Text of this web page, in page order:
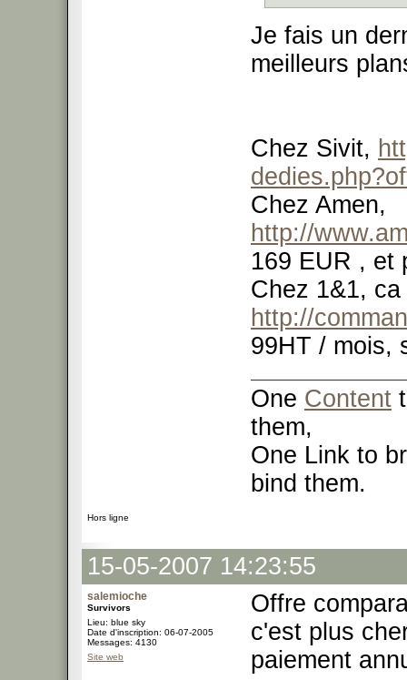
Je fais un
meilleurs
Chez Sivit,
Chez Amen,
http://
169 EUR , et
Chez 1&1,
http://
99HT / mois,
One Content
them,
One Link to
bind them.
Hors ligne
15-05-2007 14:23:55
salemioche
Survivors
Lieu: blue sky
Date d'inscription: 06-07-2005
Messages: 4130
Site web
Offre
c'est plus
paiement